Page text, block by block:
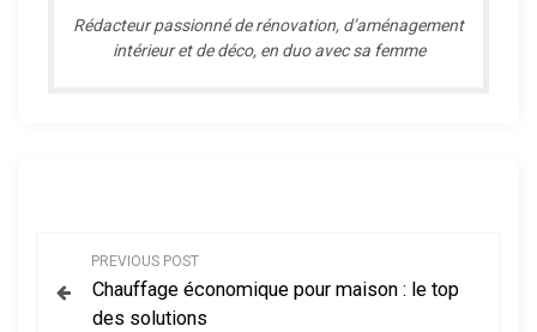
Rédacteur passionné de rénovation, d’aménagement
intérieur et de déco, en duo avec sa femme
PREVIOUS POST
Chauffage économique pour maison : le top
des solutions